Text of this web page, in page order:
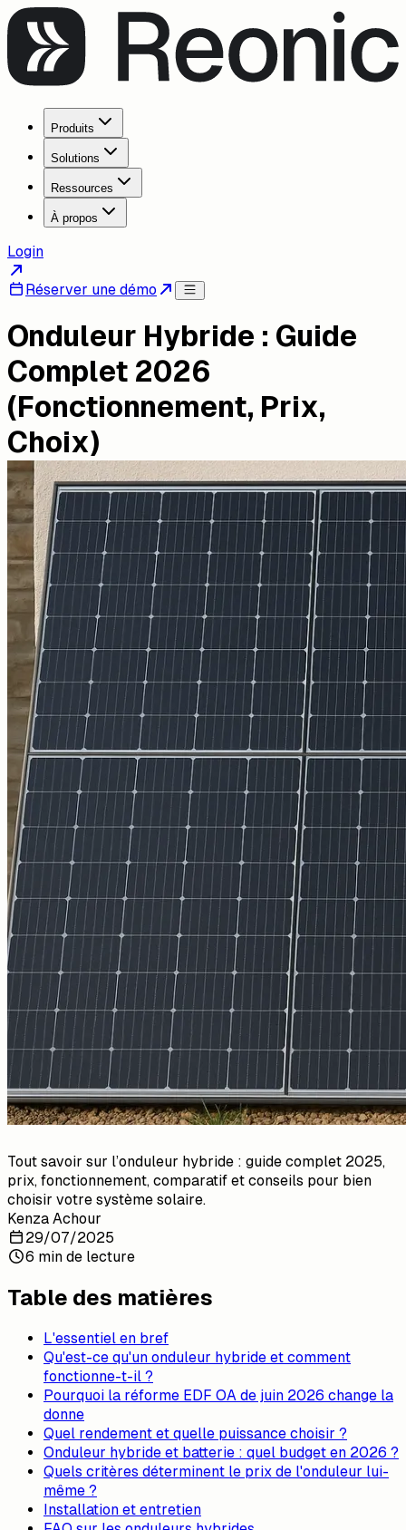
Produits
Solutions
Ressources
À propos
Login
Réserver une démo
Onduleur Hybride : Guide
Complet 2026
(Fonctionnement, Prix,
Choix)
Tout savoir sur l’onduleur hybride : guide complet 2025,
prix, fonctionnement, comparatif et conseils pour bien
choisir votre système solaire.
Kenza Achour
29/07/2025
6 min de lecture
Table des matières
L'essentiel en bref
Qu'est-ce qu'un onduleur hybride et comment
fonctionne-t-il ?
Pourquoi la réforme EDF OA de juin 2026 change la
donne
Quel rendement et quelle puissance choisir ?
Onduleur hybride et batterie : quel budget en 2026 ?
Quels critères déterminent le prix de l'onduleur lui-
même ?
Installation et entretien